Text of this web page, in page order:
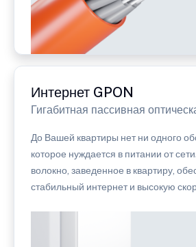
Интернет GPON
Гигабитная пассивная
До Вашей квартиры нет ни одного
которое нуждается в питании от
волокно, заведенное в квартиру,
стабильный интернет и высокую